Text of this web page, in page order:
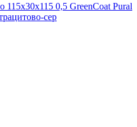
115х30х115 0,5 GreenCoat Pural
сер